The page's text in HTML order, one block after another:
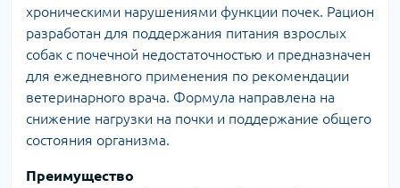
хроническими нарушениями функции почек. Рацион
разработан для поддержания питания взрослых
собак с почечной недостаточностью и предназначен
для ежедневного применения по рекомендации
ветеринарного врача. Формула направлена на
снижение нагрузки на почки и поддержание общего
состояния организма.
Преимущество